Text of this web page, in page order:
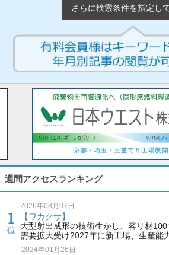
さらに検索条件を指定し
週間アクセスランキング
2026年08月07日
【ワカクサ】
大型射出成形の技術生かし、容リ材
需要拡大受け2027年に新工場、生産能
2024年01月26日